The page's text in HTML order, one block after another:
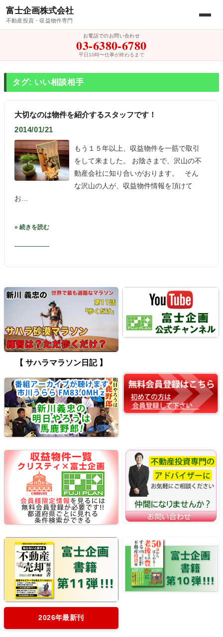
富士企画株式会社
不動産投資・収益物件専門
お電話でのお問い合わせ
03-6380-6780
平日10時〜仕事が終わるまで
タグ: いい相談相手
大切なのは物件を紹介するスタッフです！
2014/01/21
もう１５年以上、収益物件を一筋で取引
をして来ました。 お陰さまで、沢山の不
動産会社に知り合いがおります。 そん
な沢山の人が、収益物件情報を頂けて
お…
» 続きを読む
【 サハラマラソン日記 】
2026年最新刊